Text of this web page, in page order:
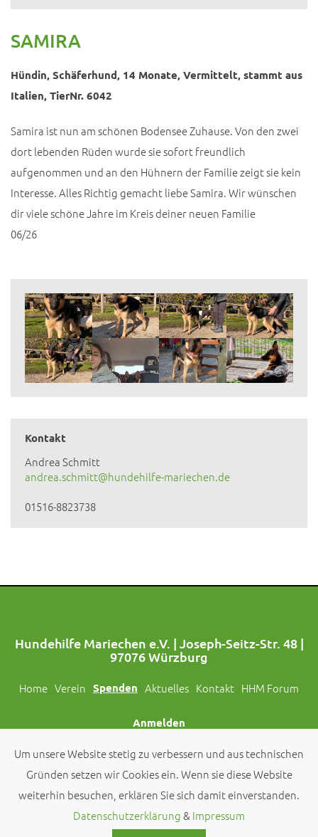
SAMIRA
Hündin, Schäferhund, 14 Monate, Vermittelt, stammt aus
Italien, TierNr. 6042
Samira ist nun am schönen Bodensee Zuhause. Von den zwei
dort lebenden Rüden wurde sie sofort freundlich
aufgenommen und an den Hühnern der Familie zeigt sie kein
Interesse. Alles Richtig gemacht liebe Samira. Wir wünschen
dir viele schöne Jahre im Kreis deiner neuen Familie
06/26
Kontakt
Andrea Schmitt
andrea.schmitt@hundehilfe-mariechen.de
01516-8823738
Hundehilfe Mariechen e.V. | Joseph-Seitz-Str. 48 |
97076 Würzburg
Home Verein Spenden Aktuelles Kontakt HHM Forum
Anmelden
Folgt uns auch auf Social Media!
© 2026 byHundehilfe Mariechen e.V.
Um unsere Website stetig zu verbessern und aus technischen
Gründen setzen wir Cookies ein. Wenn sie diese Website
weiterhin besuchen, erklären Sie sich damit einverstanden.
Datenschutzerklärung& Impressum